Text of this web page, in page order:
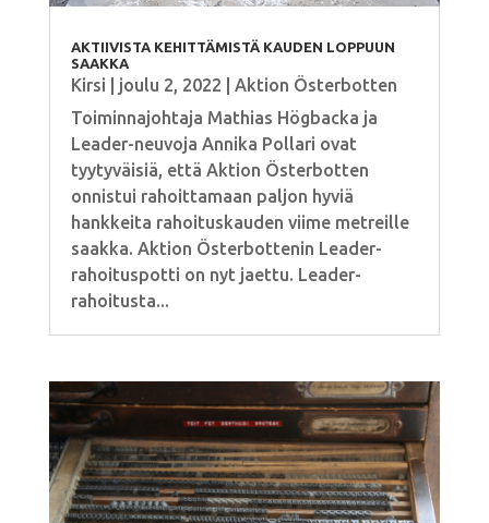
AKTIIVISTA KEHITTÄMISTÄ KAUDEN LOPPUUN
SAAKKA
Kirsi joulu 2, 2022
Aktion Österbotten
Toiminnajohtaja Mathias Högbacka ja
Leader-neuvoja Annika Pollari ovat
tyytyväisiä, että Aktion Österbotten
onnistui rahoittamaan paljon hyviä
hankkeita rahoituskauden viime metreille
saakka. Aktion Österbottenin Leader-
rahoituspotti on nyt jaettu. Leader-
rahoitusta...